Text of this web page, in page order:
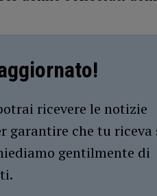
ricevere le notizie
garantire che tu riceva
gentilmente di